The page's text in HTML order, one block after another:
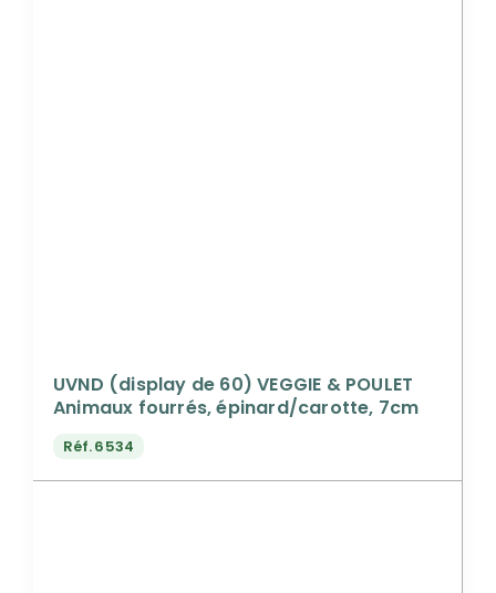
UVND (display de 60) VEGGIE & POULET
Animaux fourrés, épinard/carotte, 7cm
Réf.6534